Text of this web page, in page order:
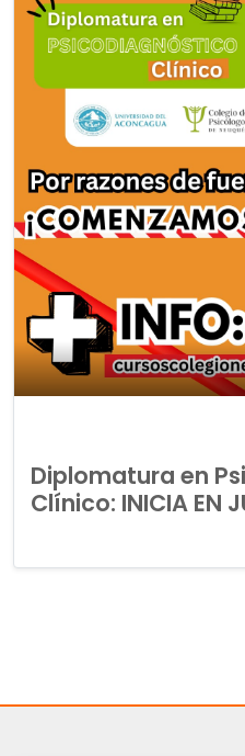
Diplomatura en
Clínico: INICIA EN